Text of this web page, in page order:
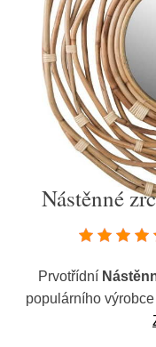
Nástěnné
Prvotřídní
populárního výrobce